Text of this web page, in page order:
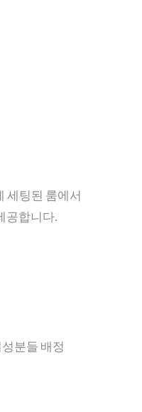
세팅된 룸에서
공합니다.
분들 배정